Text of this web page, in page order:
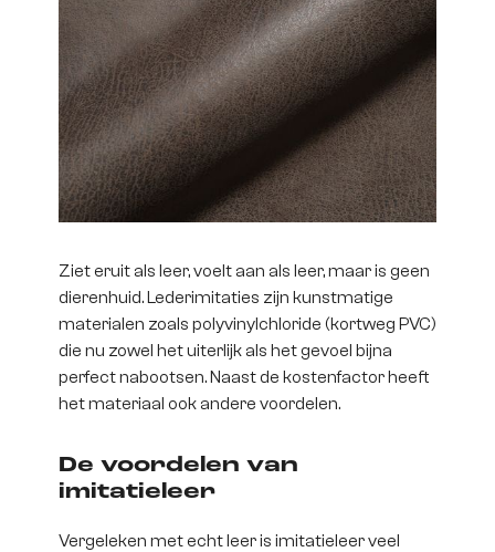
Ziet eruit als leer, voelt aan als leer, maar is geen
dierenhuid. Lederimitaties zijn kunstmatige
materialen zoals polyvinylchloride (kortweg PVC)
die nu zowel het uiterlijk als het gevoel bijna
perfect nabootsen. Naast de kostenfactor heeft
het materiaal ook andere voordelen.
De voordelen van
imitatieleer
Vergeleken met echt leer is imitatieleer veel